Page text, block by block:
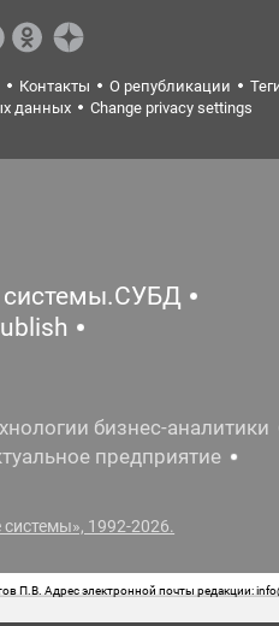
Контакты О републикации
данных Change privacy settings
бизнес-аналитики
предприятие
1992-2026.
П.В. Адрес электронной почты редакции: